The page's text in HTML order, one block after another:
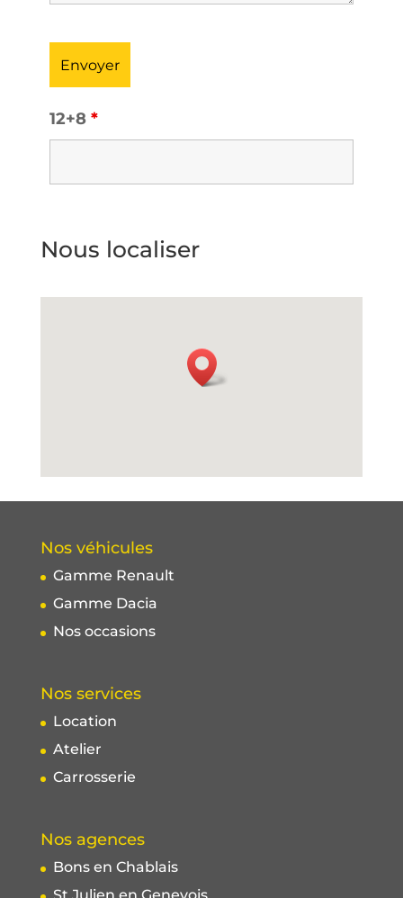
12+8 *
Nous localiser
Nos véhicules
Gamme Renault
Gamme Dacia
Nos occasions
Nos services
Location
Atelier
Carrosserie
Nos agences
Bons en Chablais